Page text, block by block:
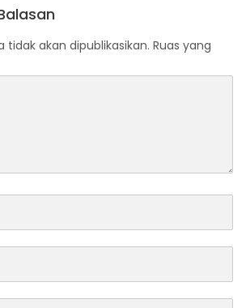
tidak akan dipublikasikan. Ruas yang